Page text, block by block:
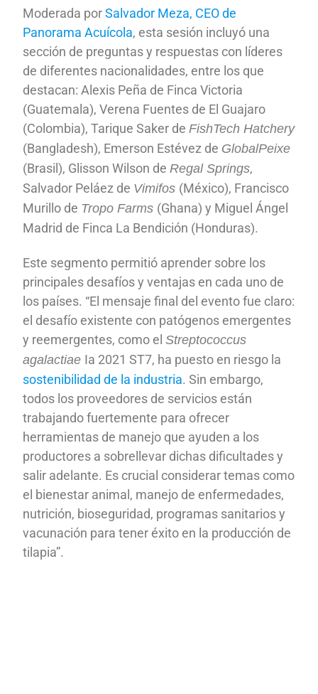
Moderada porSalvador Meza, CEO de
Panorama Acuícola, esta sesión incluyó una
sección de preguntas y respuestas con líderes
de diferentes nacionalidades, entre los que
destacan: Alexis Peña de Finca Victoria
(Guatemala), Verena Fuentes de El Guajaro
(Colombia), Tarique Saker de FishTech Hatchery
(Bangladesh), Emerson Estévez de GlobalPeixe
(Brasil), Glisson Wilson de Regal Springs,
Salvador Peláez de Vimifos (México), Francisco
Murillo de Tropo Farms (Ghana) y Miguel Ángel
Madrid de Finca La Bendición (Honduras).
Este segmento permitió aprender sobre los
principales desafíos y ventajas en cada uno de
los países. “El mensaje final del evento fue claro:
el desafío existente con patógenos emergentes
y reemergentes, como elStreptococcus
agalactiae Ia 2021 ST7, ha puesto en riesgo la
sostenibilidad de la industria. Sin embargo,
todos los proveedores de servicios están
trabajando fuertemente para ofrecer
herramientas de manejo que ayuden a los
productores a sobrellevar dichas dificultades y
salir adelante. Es crucial considerar temas como
el bienestar animal, manejo de enfermedades,
nutrición, bioseguridad, programas sanitarios y
vacunación para tener éxito en la producción de
tilapia”.